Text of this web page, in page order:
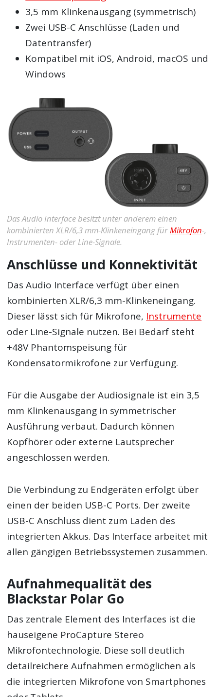
3,5 mm Klinkenausgang (symmetrisch)
Zwei USB-C Anschlüsse (Laden und
Datentransfer)
Kompatibel mit iOS, Android, macOS und
Windows
Das Audio Interface besitzt unter anderem einen
kombinierten XLR/6,3 mm-Klinkeneingang fürMikrofon-,
Instrumenten- oder Line-Signale.
Anschlüsse und Konnektivität
Das Audio Interface verfügt über einen
kombinierten XLR/6,3 mm-Klinkeneingang.
Dieser lässt sich für Mikrofone, Instrumente
oder Line-Signale nutzen. Bei Bedarf steht
+48V Phantomspeisung für
Kondensatormikrofone zur Verfügung.
Für die Ausgabe der Audiosignale ist ein 3,5
mm Klinkenausgang in symmetrischer
Ausführung verbaut. Dadurch können
Kopfhörer oder externe Lautsprecher
angeschlossen werden.
Die Verbindung zu Endgeräten erfolgt über
einen der beiden USB-C Ports. Der zweite
USB-C Anschluss dient zum Laden des
integrierten Akkus. Das Interface arbeitet mit
allen gängigen Betriebssystemen zusammen.
Aufnahmequalität des
Blackstar Polar Go
Das zentrale Element des Interfaces ist die
hauseigene ProCapture Stereo
Mikrofontechnologie. Diese soll deutlich
detailreichere Aufnahmen ermöglichen als
die integrierten Mikrofone von Smartphones